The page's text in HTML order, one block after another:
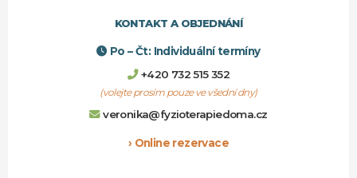
KONTAKT A OBJEDNÁNÍ
Po – Čt: Individuální termíny
+420 732 515 352
(volejte prosím pouze ve všední dny)
veronika@fyzioterapiedoma.cz
› Online rezervace